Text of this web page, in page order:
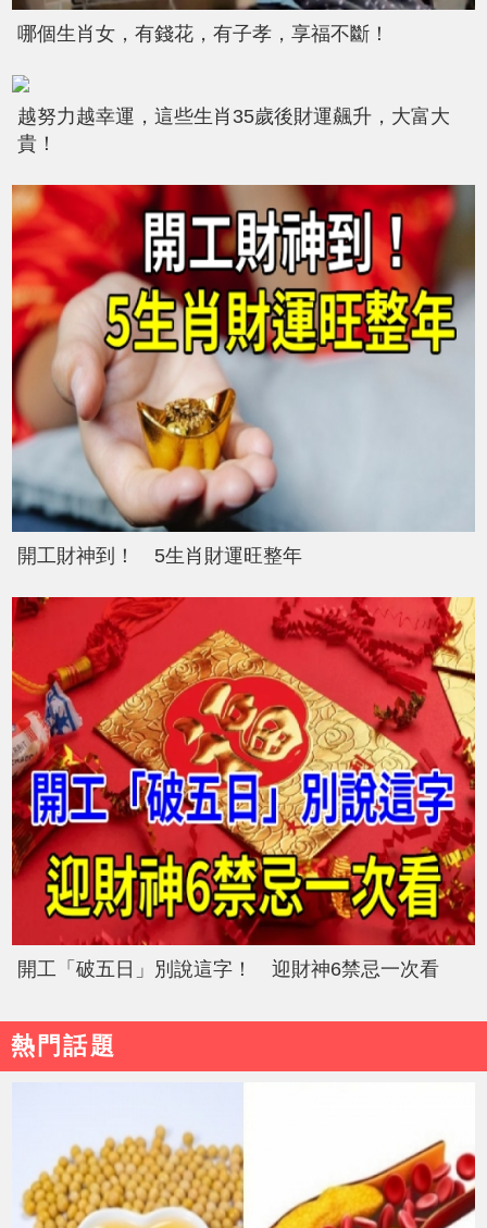
哪個生肖女，有錢花，有子孝，享福不斷！
越努力越幸運，這些生肖35歲後財運飆升，大富大
貴！
開工財神到！ 5生肖財運旺整年
開工「破五日」別說這字！ 迎財神6禁忌一次看
熱門話題